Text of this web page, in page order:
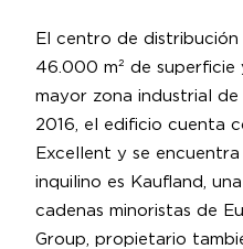
El centro de
46.000 m² de superficie
mayor zona industrial
2016, el edificio cuenta
Excellent y se
inquilino es Kaufland,
cadenas minoristas de
Group, propietario